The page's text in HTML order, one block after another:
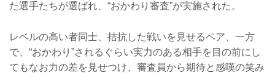
た選手たちが選ばれ、“おかわり審査”が実施された。
レベルの高い者同士、拮抗した戦いを見せるペア、一方
で、“おかわり”されるぐらい実力のある相手を目の前にし
てもなお力の差を見せつけ、審査員から期待と感嘆の笑み